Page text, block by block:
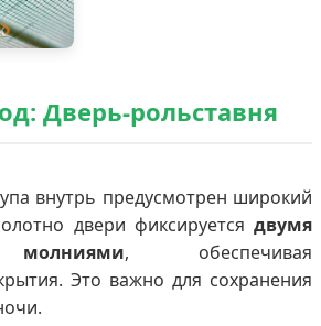
Дверь-рольставня
внутрь предусмотрен широкий
двери фиксируется двумя
, обеспечивая
Это важно для сохранения